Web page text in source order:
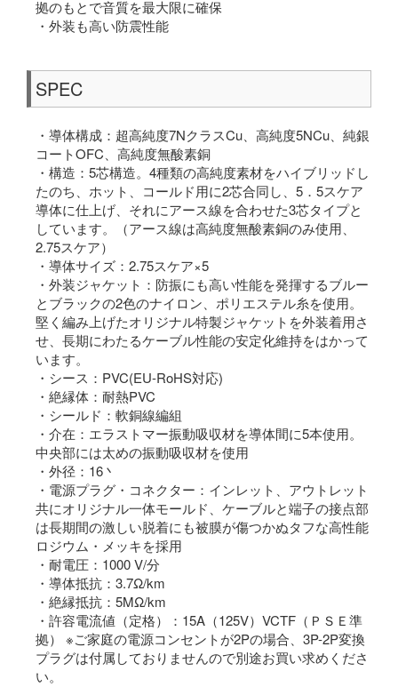
拠のもとで音質を最大限に確保
・外装も高い防震性能
SPEC
・導体構成：超高純度7NクラスCu、高純度5NCu、純銀
コートOFC、高純度無酸素銅
・構造：5芯構造。4種類の高純度素材をハイブリッドし
たのち、ホット、コールド用に2芯合同し、5．5スケア
導体に仕上げ、それにアース線を合わせた3芯タイプと
しています。（アース線は高純度無酸素銅のみ使用、
2.75スケア）
・導体サイズ：2.75スケア×5
・外装ジャケット：防振にも高い性能を発揮するブルー
とブラックの2色のナイロン、ポリエステル糸を使用。
堅く編み上げたオリジナル特製ジャケットを外装着用さ
せ、長期にわたるケーブル性能の安定化維持をはかって
います。
・シース：PVC(EU-RoHS対応)
・絶縁体：耐熱PVC
・シールド：軟銅線編組
・介在：エラストマー振動吸収材を導体間に5本使用。
中央部には太めの振動吸収材を使用
・外径：16丶
・電源プラグ・コネクター：インレット、アウトレット
共にオリジナル一体モールド、ケーブルと端子の接点部
は長期間の激しい脱着にも被膜が傷つかぬタフな高性能
ロジウム・メッキを採用
・耐電圧：1000 V/分
・導体抵抗：3.7Ω/km
・絶縁抵抗：5MΩ/km
・許容電流値（定格）：15A（125V）VCTF（ＰＳＥ準
拠） ※ご家庭の電源コンセントが2Pの場合、3P-2P変換
プラグは付属しておりませんので別途お買い求めくださ
い。